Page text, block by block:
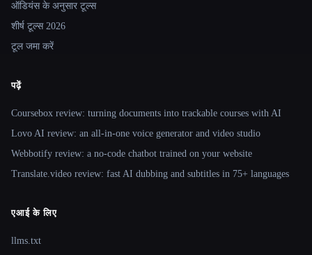
ऑडियंस के अनुसार टूल्स
शीर्ष टूल्स 2026
टूल जमा करें
पढ़ें
Coursebox review: turning documents into trackable courses with AI
Lovo AI review: an all-in-one voice generator and video studio
Webbotify review: a no-code chatbot trained on your website
Translate.video review: fast AI dubbing and subtitles in 75+ languages
एआई के लिए
llms.txt